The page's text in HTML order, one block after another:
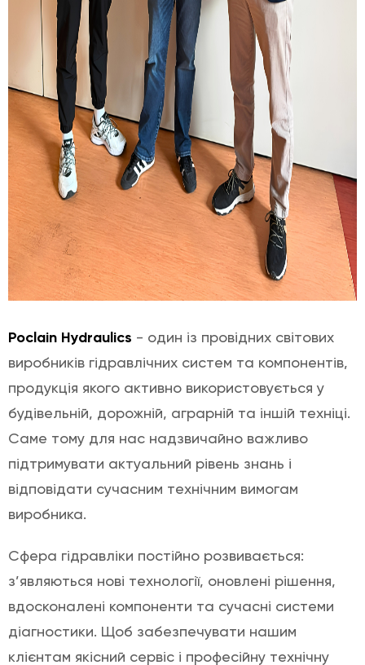
Poclain Hydraulics - один із провідних світових
виробників гідравлічних систем та компонентів,
продукція якого активно використовується у
будівельній, дорожній, аграрній та іншій техніці.
Саме тому для нас надзвичайно важливо
підтримувати актуальний рівень знань і
відповідати сучасним технічним вимогам
виробника.
Сфера гідравліки постійно розвивається:
з’являються нові технології, оновлені рішення,
вдосконалені компоненти та сучасні системи
діагностики. Щоб забезпечувати нашим
клієнтам якісний сервіс і професійну технічну